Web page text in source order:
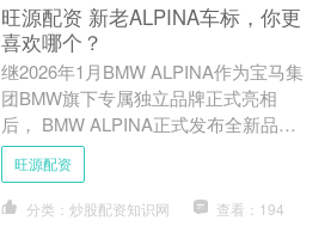
旺源配资 新老ALPINA车标，你更
喜欢哪个？
继2026年1月BMW ALPINA作为宝马集
团BMW旗下专属独立品牌正式亮相
后， BMW ALPINA正式发布全新品牌
徽章标识。新设计延续品牌历史中的两
大核心....
旺源配资
分类：炒股配资知识网 查看：194